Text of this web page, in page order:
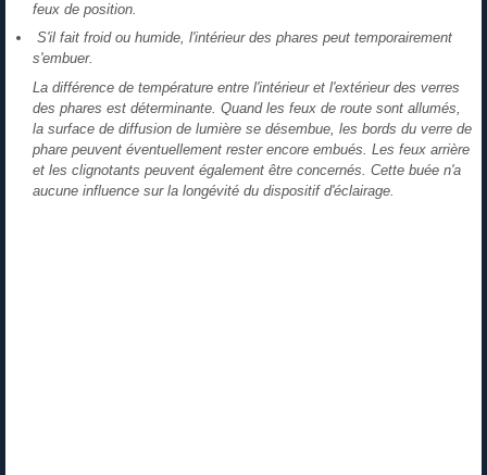
feux de position.
S'il fait froid ou humide, l'intérieur des phares peut temporairement
s'embuer.
La différence de température entre l'intérieur et l'extérieur des verres
des phares est déterminante. Quand les feux de route sont allumés,
la surface de diffusion de lumière se désembue, les bords du verre de
phare peuvent éventuellement rester encore embués. Les feux arrière
et les clignotants peuvent également être concernés. Cette buée n'a
aucune influence sur la longévité du dispositif d'éclairage.